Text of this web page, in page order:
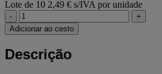
Lote de 10 2,49 € s/IVA por unidade
-
+
Adicionar ao cesto
Descrição